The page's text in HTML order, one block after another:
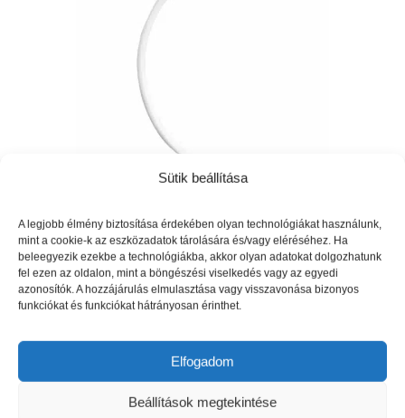
Sütik beállítása
A legjobb élmény biztosítása érdekében olyan technológiákat használunk,
mint a cookie-k az eszközadatok tárolására és/vagy eléréséhez. Ha
beleegyezik ezekbe a technológiákba, akkor olyan adatokat dolgozhatunk
fel ezen az oldalon, mint a böngészési viselkedés vagy az egyedi
azonosítók. A hozzájárulás elmulasztása vagy visszavonása bizonyos
funkciókat és funkciókat hátrányosan érinthet.
Elfogadom
Beállítások megtekintése
3310Ft
Kosárba teszem Részletek mutatása